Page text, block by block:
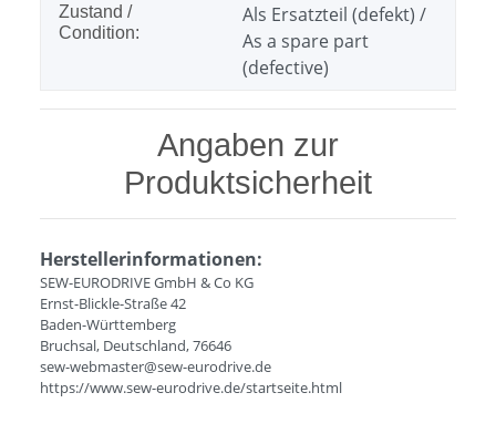
Zustand /
Condition:
Als Ersatzteil (defekt) /
As a spare part
(defective)
Angaben zur
Produktsicherheit
Herstellerinformationen:
SEW-EURODRIVE GmbH & Co KG
Ernst-Blickle-Straße 42
Baden-Württemberg
Bruchsal, Deutschland, 76646
sew-webmaster@sew-eurodrive.de
https://www.sew-eurodrive.de/startseite.html